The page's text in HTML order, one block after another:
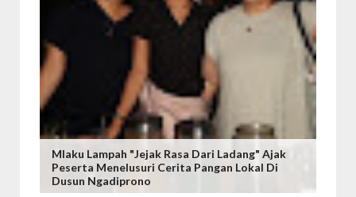
Mlaku Lampah "Jejak Rasa Dari Ladang" Ajak
Peserta Menelusuri Cerita Pangan Lokal Di
Dusun Ngadiprono